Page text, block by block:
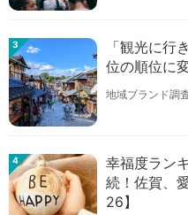
3
「観光に行
位の順位に
地域ブランド調
4
幸福度ラン
続！佐賀、
26】